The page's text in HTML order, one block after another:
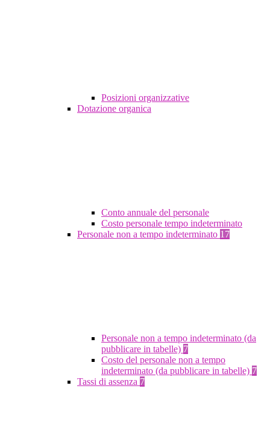
Posizioni organizzative
Dotazione organica
Conto annuale del personale
Costo personale tempo indeterminato
Personale non a tempo indeterminato 17
Personale non a tempo indeterminato (da
pubblicare in tabelle) 7
Costo del personale non a tempo
indeterminato (da pubblicare in tabelle) 7
Tassi di assenza 7